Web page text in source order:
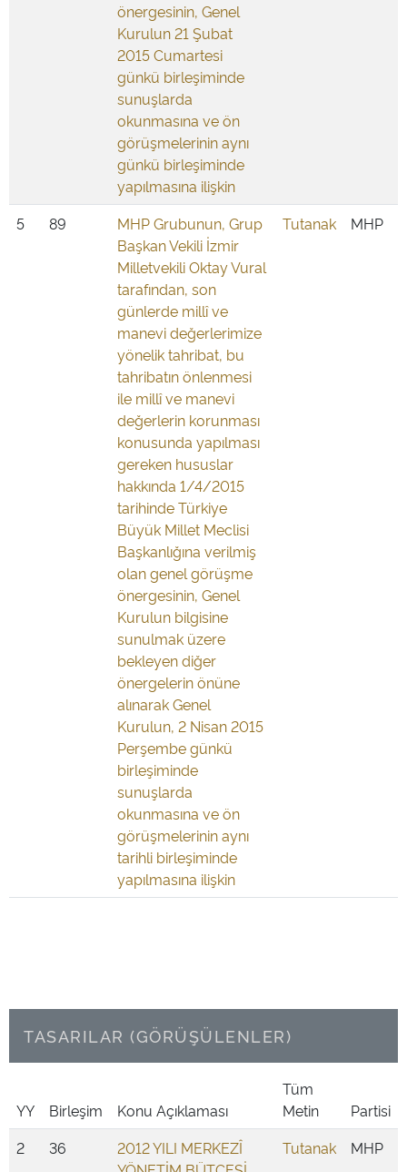
önergesinin, Genel
Kurulun 21 Şubat
2015 Cumartesi
günkü birleşiminde
sunuşlarda
okunmasına ve ön
görüşmelerinin aynı
günkü birleşiminde
yapılmasına ilişkin
5 89
MHP Grubunun, Grup
Başkan Vekili İzmir
Milletvekili Oktay Vural
tarafından, son
günlerde millî ve
manevi değerlerimize
yönelik tahribat, bu
tahribatın önlenmesi
ile millî ve manevi
değerlerin korunması
konusunda yapılması
gereken hususlar
hakkında 1/4/2015
tarihinde Türkiye
Büyük Millet Meclisi
Başkanlığına verilmiş
olan genel görüşme
önergesinin, Genel
Kurulun bilgisine
sunulmak üzere
bekleyen diğer
önergelerin önüne
alınarak Genel
Kurulun, 2 Nisan 2015
Perşembe günkü
birleşiminde
sunuşlarda
okunmasına ve ön
görüşmelerinin aynı
tarihli birleşiminde
yapılmasına ilişkin
Tutanak MHP
TASARILAR (GÖRÜŞÜLENLER)
YY Birleşim Konu Açıklaması
Tüm
Metin
Partisi
2
36
2012 YILI MERKEZÎ
Tutanak MHP